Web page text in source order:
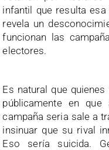
infantil que resulta
revela un
funcionan las
electores.
Es natural que
públicamente en que
campaña seria sale a
insinuar que su rival
Eso sería suicida.